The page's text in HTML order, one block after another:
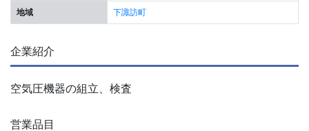
地域 下諏訪町
企業紹介
空気圧機器の組立、検査
営業品目